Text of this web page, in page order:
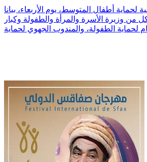
لحماية أطفال المتوسط، يوم الأربعاء، بيانا
كل من وزيرة الأسرة والمرأة والطفولة وكبار